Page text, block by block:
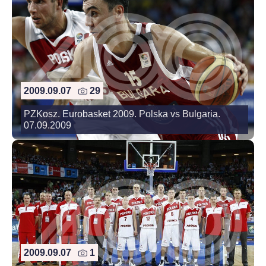
2009.09.07 29
PZKosz. Eurobasket 2009. Polska vs Bulgaria.
07.09.2009
2009.09.07 1